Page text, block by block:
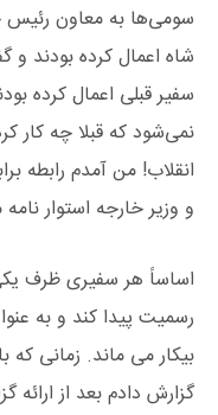
سومی‌ها به معاون رئیس
شاه اعمال کرده بودند و
سفیر قبلی اعمال کرده
نمی‌شود که قبلا چه کار
انقلاب! من آمدم رابطه
و وزیر خارجه استوار
اساساً هر سفیری ظرف
رسمیت پیدا کند و به
بیکار می ماند. زمانی که
گزارش دادم بعد از ارائه